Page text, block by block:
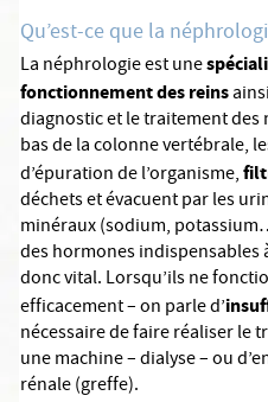
Qu’est-ce que la
La néphrologie est une
fonctionnement des reins
diagnostic et le traitement des
bas de la colonne vertébrale,
d’épuration de l’organisme,
déchets et évacuent par les
minéraux (sodium,
des hormones indispensables
donc vital. Lorsqu’ils ne
efficacement – on parle d’
nécessaire de faire réaliser le
une machine – dialyse – ou
rénale (greffe).